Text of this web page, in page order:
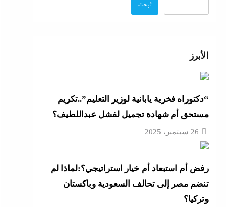
4 مساعدين جدد و9 مديرى أمن
البحث
الأبرز
“دكتوراه فخرية يابانية لوزير التعليم”..تكريم
مستحق أم شهادة تجميل لفشل عبداللطيف؟
26 سبتمبر، 2025
رفض أم استبعاد أم خيار استراتيجي؟:لماذا لم
تنضم مصر إلى تحالف السعودية وباكستان
وتركيا؟